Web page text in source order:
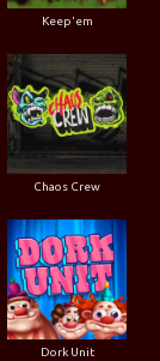
Keep'em
Chaos Crew
Dork Unit